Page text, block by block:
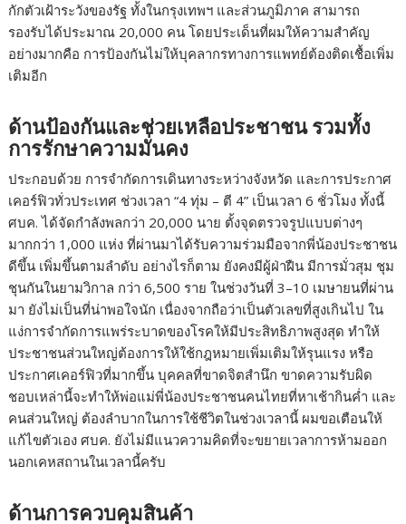
กักตัวเฝ้าระวังของรัฐ ทั้งในกรุงเทพฯ และส่วนภูมิภาค สามารถ
รองรับได้ประมาณ 20,000 คน โดยประเด็นที่ผมให้ความสำคัญ
อย่างมากคือ การป้องกันไม่ให้บุคลากรทางการแพทย์ต้องติดเชื้อเพิ่ม
เติมอีก
ด้านป้องกันและช่วยเหลือประชาชน รวมทั้ง
การรักษาความมั่นคง
ประกอบด้วย การจำกัดการเดินทางระหว่างจังหวัด และการประกาศ
เคอร์ฟิวทั่วประเทศ ช่วงเวลา “4 ทุ่ม – ตี 4” เป็นเวลา 6 ชั่วโมง ทั้งนี้
ศบค. ได้จัดกำลังพลกว่า 20,000 นาย ตั้งจุดตรวจรูปแบบต่างๆ
มากกว่า 1,000 แห่ง ที่ผ่านมาได้รับความร่วมมือจากพี่น้องประชาชน
ดีขึ้น เพิ่มขึ้นตามลำดับ อย่างไรก็ตาม ยังคงมีผู้ฝ่าฝืน มีการมั่วสุม ชุม
ชุนกันในยามวิกาล กว่า 6,500 ราย ในช่วงวันที่ 3–10 เมษายนที่ผ่าน
มา ยังไม่เป็นที่น่าพอใจนัก เนื่องจากถือว่าเป็นตัวเลขที่สูงเกินไป ใน
แง่การจำกัดการแพร่ระบาดของโรคให้มีประสิทธิภาพสูงสุด ทำให้
ประชาชนส่วนใหญ่ต้องการให้ใช้กฎหมายเพิ่มเติมให้รุนแรง หรือ
ประกาศเคอร์ฟิวที่มากขึ้น บุคคลที่ขาดจิตสำนึก ขาดความรับผิด
ชอบเหล่านี้จะทำให้พ่อแม่พี่น้องประชาชนคนไทยที่หาเช้ากินค่ำ และ
คนส่วนใหญ่ ต้องลำบากในการใช้ชีวิตในช่วงเวลานี้ ผมขอเตือนให้
แก้ไขตัวเอง ศบค. ยังไม่มีแนวความคิดที่จะขยายเวลาการห้ามออก
นอกเคหสถานในเวลานี้ครับ
ด้านการควบคุมสินค้า